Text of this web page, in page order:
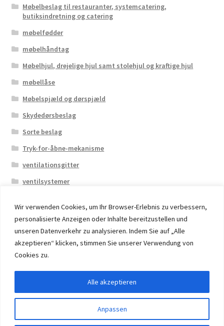
Wir verwenden Cookies, um Ihr Browser-Erlebnis zu verbessern,
personalisierte Anzeigen oder Inhalte bereitzustellen und
unseren Datenverkehr zu analysieren. Indem Sie auf „Alle
akzeptieren“ klicken, stimmen Sie unserer Verwendung von
Cookies zu.
Anpassen
Alle akzeptieren
Møbelbeslag til restauranter, systemcatering,
butiksindretning og catering
møbelfødder
møbelhåndtag
Møbelhjul, drejelige hjul samt stolehjul og kraftige hjul
møbellåse
Møbelspjæld og dørspjæld
Skydedørsbeslag
Sorte beslag
Tryk-for-åbne-mekanisme
ventilationsgitter
ventilsystemer
© 2026 Eruon Trade UG, Germany, member of the ERUON